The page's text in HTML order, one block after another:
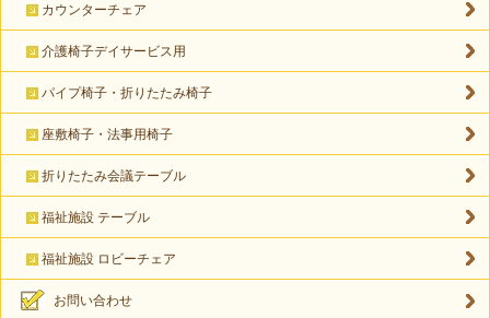
カウンターチェア
介護椅子デイサービス用
パイプ椅子・折りたたみ椅子
座敷椅子・法事用椅子
折りたたみ会議テーブル
福祉施設 テーブル
福祉施設 ロビーチェア
お問い合わせ